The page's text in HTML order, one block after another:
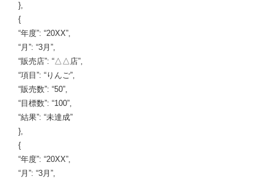
},
{
“年度”: “20XX”,
“月”: “3月”,
“販売店”: “△△店”,
“項目”: “りんご”,
“販売数”: “50”,
“目標数”: “100”,
“結果”: “未達成”
},
{
“年度”: “20XX”,
“月”: “3月”,